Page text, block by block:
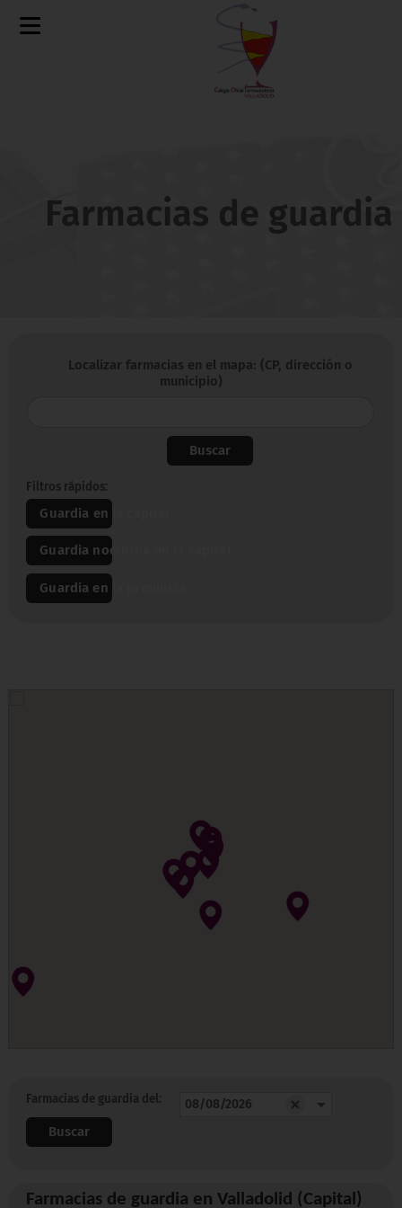
Farmacias de guardia
Localizar farmacias en el mapa: (CP, dirección o
municipio)
Buscar
Filtros rápidos:
Guardia en la capital
Guardia nocturna en la capital
Guardia en la provincia
Farmacias de guardia del:
Buscar
Farmacias de guardia en Valladolid (Capital)